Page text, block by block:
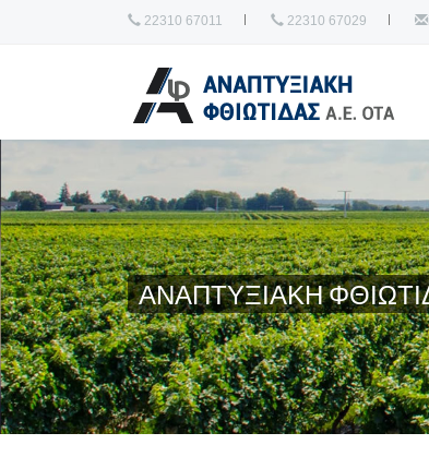
22310 67011 22310 67029
ΑΝΑΠΤΥΞΙΑΚΗ